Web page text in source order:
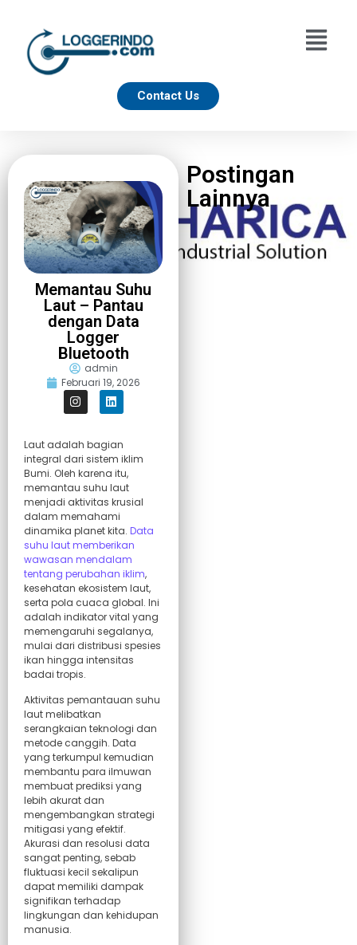
Contact Us
Memantau Suhu
Laut – Pantau
dengan Data
Logger
Bluetooth
admin
Februari 19, 2026
Laut adalah bagian
integral dari sistem iklim
Bumi. Oleh karena itu,
memantau suhu laut
menjadi aktivitas krusial
dalam memahami
dinamika planet kita. Data
suhu laut memberikan
wawasan mendalam
tentang perubahan iklim,
kesehatan ekosistem laut,
serta pola cuaca global. Ini
adalah indikator vital yang
memengaruhi segalanya,
mulai dari distribusi spesies
ikan hingga intensitas
badai tropis.
Aktivitas pemantauan suhu
laut melibatkan
serangkaian teknologi dan
metode canggih. Data
yang terkumpul kemudian
membantu para ilmuwan
membuat prediksi yang
lebih akurat dan
mengembangkan strategi
mitigasi yang efektif.
Akurasi dan resolusi data
sangat penting, sebab
fluktuasi kecil sekalipun
dapat memiliki dampak
signifikan terhadap
lingkungan dan kehidupan
manusia.
Postingan
Lainnya